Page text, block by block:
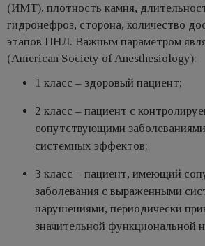
(ИМТ), плотность камня,
гидронефроз, сторона, количество
этапов ПНЛ. Важным параметром
(American Society of Anesthesiology):
1 класс – здоровый пациент;
2 класс – пациент с
сопутствующими
системных эффектов;
3 класс – пациент, имеющий
заболевания с выраженными
нарушениями, периодически
значительной функциональной